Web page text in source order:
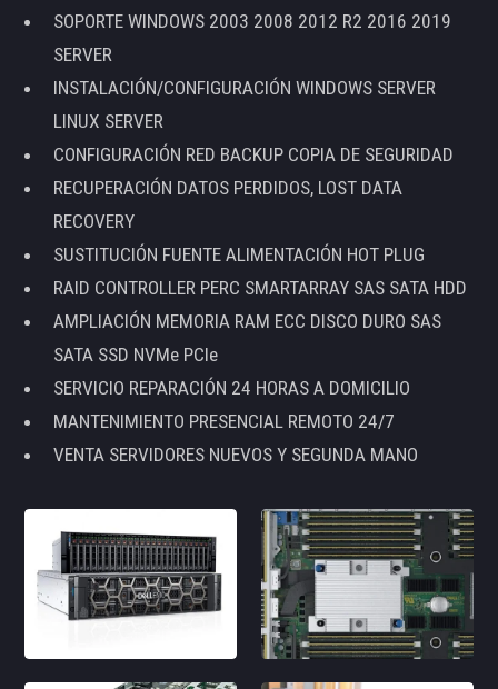
SOPORTE WINDOWS 2003 2008 2012 R2 2016 2019
SERVER
INSTALACIÓN/CONFIGURACIÓN WINDOWS SERVER
LINUX SERVER
CONFIGURACIÓN RED BACKUP COPIA DE SEGURIDAD
RECUPERACIÓN DATOS PERDIDOS, LOST DATA
RECOVERY
SUSTITUCIÓN FUENTE ALIMENTACIÓN HOT PLUG
RAID CONTROLLER PERC SMARTARRAY SAS SATA HDD
AMPLIACIÓN MEMORIA RAM ECC DISCO DURO SAS
SATA SSD NVMe PCIe
SERVICIO REPARACIÓN 24 HORAS A DOMICILIO
MANTENIMIENTO PRESENCIAL REMOTO 24/7
VENTA SERVIDORES NUEVOS Y SEGUNDA MANO